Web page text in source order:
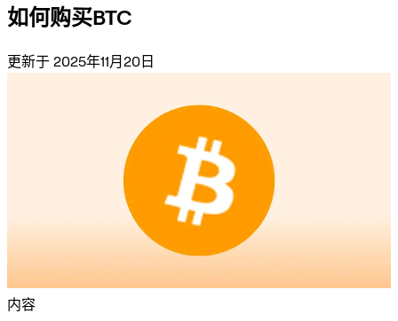
如何购买BTC
更新于 2025年11月20日
内容